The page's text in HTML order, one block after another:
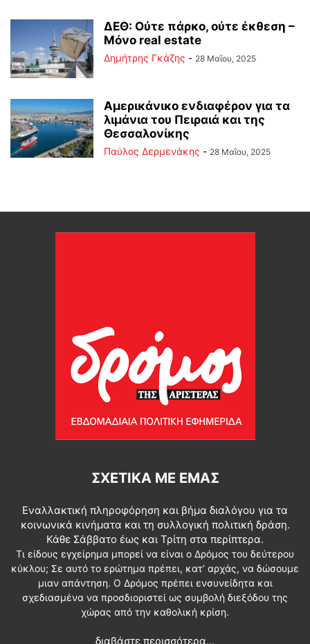
ΔΕΘ: Ούτε πάρκο, ούτε έκθεση –
Μόνο real estate
Δημήτρης Γκάζης - 28 Μαΐου, 2025
Αμερικάνικο ενδιαφέρον για τα
λιμάνια του Πειραιά και της
Θεσσαλονίκης
Παύλος Δερμενάκης - 28 Μαΐου, 2025
ΣΧΕΤΙΚΆ ΜΕ ΕΜΆΣ
Εναλλακτική πληροφόρηση και βήμα διαλόγου για τα
κοινωνικά κινήματα και τη συλλογική πολιτική δράση.
Κάθε Σάββατο έως και Τρίτη στα περίπτερα.
Τι είδους εγχείρημα μπορεί να είναι ο Δρόμος του δεύτερου
κύκλου; Σε αυτό το ερώτημα πρέπει, κατ’ αρχάς, να δώσουμε
μιαν απάντηση. Ο Δρόμος πρέπει ενσυνείδητα και
σχεδιασμένα να προσδιοριστεί ως συμβολή διεξόδου της
χώρας από την καθολική κρίση.
διαβάστε περισσότερα...